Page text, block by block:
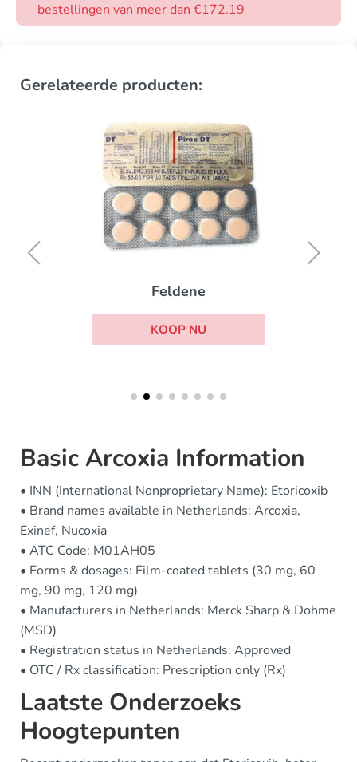
bestellingen van meer dan €172.19
Gerelateerde producten:
Feldene
KOOP NU
Basic Arcoxia Information
• INN (International Nonproprietary Name): Etoricoxib
• Brand names available in Netherlands: Arcoxia,
Exinef, Nucoxia
• ATC Code: M01AH05
• Forms & dosages: Film-coated tablets (30 mg, 60
mg, 90 mg, 120 mg)
• Manufacturers in Netherlands: Merck Sharp & Dohme
(MSD)
• Registration status in Netherlands: Approved
• OTC / Rx classification: Prescription only (Rx)
Laatste Onderzoeks
Hoogtepunten